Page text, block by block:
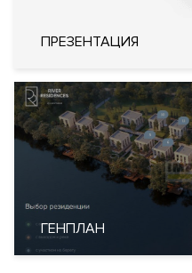
ЖК River Residence (Ривер
Преимущества дома
Уникальный формат для
комплекс апартаментов,
резиденций. Премиальная
Закрытая территория 2,5
решений апартаментов,
ПРЕЗЕНТАЦИЯ
ГЕНПЛАН